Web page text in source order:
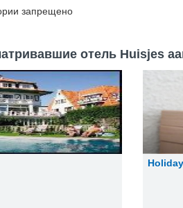
запрещено
отель Huisjes